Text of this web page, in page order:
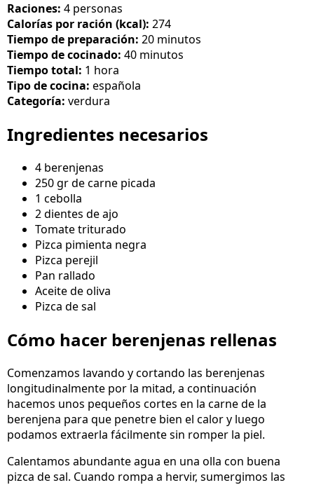
Raciones: 4 personas
Calorías por ración (kcal): 274
Tiempo de preparación: 20 minutos
Tiempo de cocinado: 40 minutos
Tiempo total: 1 hora
Tipo de cocina: española
Categoría: verdura
Ingredientes necesarios
4 berenjenas
250 gr de carne picada
1 cebolla
2 dientes de ajo
Tomate triturado
Pizca pimienta negra
Pizca perejil
Pan rallado
Aceite de oliva
Pizca de sal
Cómo hacer berenjenas rellenas
Comenzamos lavando y cortando las berenjenas
longitudinalmente por la mitad, a continuación
hacemos unos pequeños cortes en la carne de la
berenjena para que penetre bien el calor y luego
podamos extraerla fácilmente sin romper la piel.
Calentamos abundante agua en una olla con buena
pizca de sal. Cuando rompa a hervir, sumergimos las